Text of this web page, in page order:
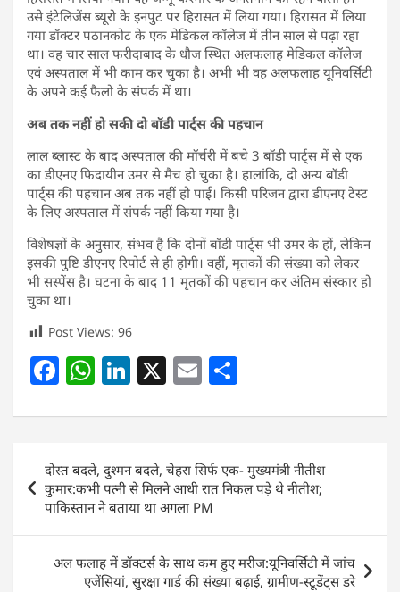
उसे इंटेलिजेंस ब्यूरो के इनपुट पर हिरासत में लिया गया। हिरासत में लिया
गया डॉक्टर पठानकोट के एक मेडिकल कॉलेज में तीन साल से पढ़ा रहा
था। वह चार साल फरीदाबाद के धौज स्थित अलफलाह मेडिकल कॉलेज
एवं अस्पताल में भी काम कर चुका है। अभी भी वह अलफलाह यूनिवर्सिटी
के अपने कई फैलो के संपर्क में था।
अब तक नहीं हो सकी दो बॉडी पार्ट्स की पहचान
लाल ब्लास्ट के बाद अस्पताल की मॉर्चरी में बचे 3 बॉडी पार्ट्स में से एक
का डीएनए फिदायीन उमर से मैच हो चुका है। हालांकि, दो अन्य बॉडी
पार्ट्स की पहचान अब तक नहीं हो पाई। किसी परिजन द्वारा डीएनए टेस्ट
के लिए अस्पताल में संपर्क नहीं किया गया है।
विशेषज्ञों के अनुसार, संभव है कि दोनों बॉडी पार्ट्स भी उमर के हों, लेकिन
इसकी पुष्टि डीएनए रिपोर्ट से ही होगी। वहीं, मृतकों की संख्या को लेकर
भी सस्पेंस है। घटना के बाद 11 मृतकों की पहचान कर अंतिम संस्कार हो
चुका था।
Post Views: 96
F
c
e
b
o
o
k
W
at
s
A
p
p
Li
k
e
dI
n
X E
ai
l
ar
e
Post
navigation
दोस्त बदले, दुश्मन बदले, चेहरा सिर्फ एक- मुख्यमंत्री नीतीश
कुमार:कभी पत्नी से मिलने आधी रात निकल पड़े थे नीतीश;
पाकिस्तान ने बताया था अगला PM
अल फलाह में डॉक्टर्स के साथ कम हुए मरीज:यूनिवर्सिटी में जांच
एजेंसियां, सुरक्षा गार्ड की संख्या बढ़ाई, ग्रामीण-स्टूडेंट्स डरे